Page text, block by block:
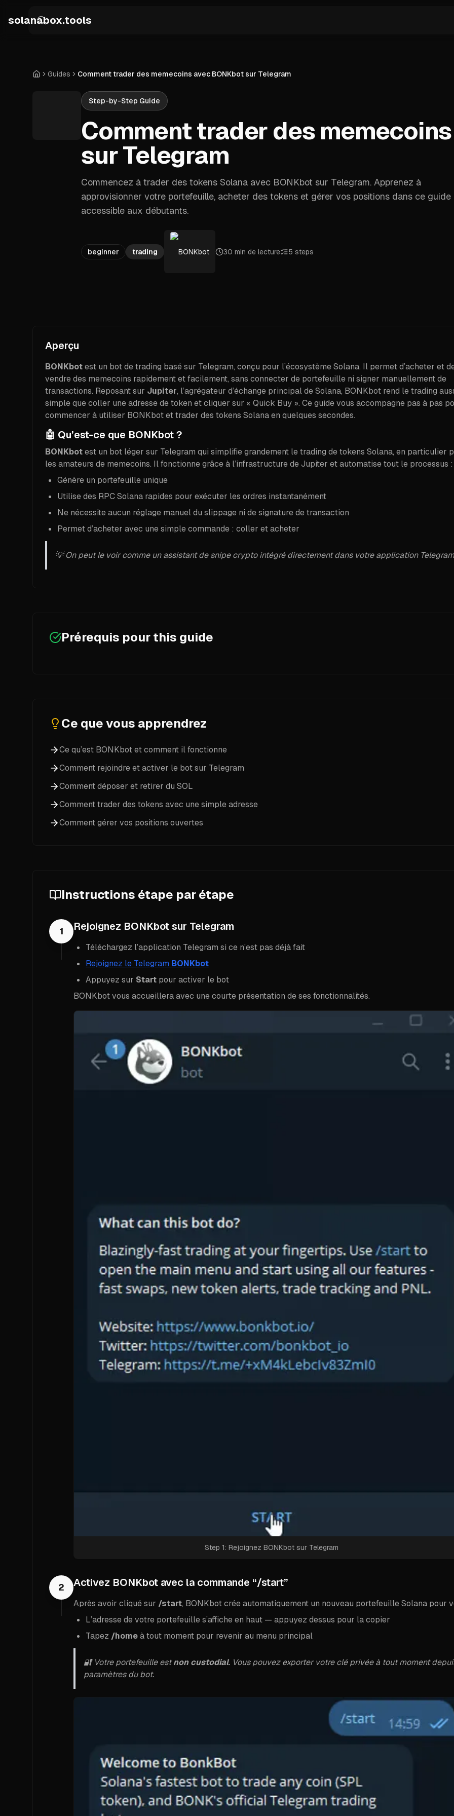
solanabox.tools
AccueilGuides Comment trader des memecoins avec BONKbot sur Telegram
Step-by-Step Guide
Comment trader des
sur Telegram
Commencez à trader des tokens Solana avec BONKbot sur Telegram. Apprenez à
approvisionner votre portefeuille, acheter des tokens et gérer vos positions dans ce guide
accessible aux débutants.
beginner trading BONKbot 30 min de lecture 5 steps
Aperçu
BONKbotest un bot de trading basé sur Telegram, conçu pour l’écosystème Solana. Il permet d’acheter et
vendre des memecoins rapidement et facilement, sans connecter de portefeuille ni signer manuellement de
transactions. Reposant sur Jupiter, l’agrégateur d’échange principal de Solana, BONKbot rend le trading
simple que coller une adresse de token et cliquer sur « Quick Buy ». Ce guide vous accompagne pas à pas
commencer à utiliser BONKbot et trader des tokens Solana en quelques secondes.
🤖 Qu’est-ce que BONKbot ?
BONKbotest un bot léger sur Telegram qui simplifie grandement le trading de tokens Solana, en particulier
les amateurs de memecoins. Il fonctionne grâce à l’infrastructure de Jupiter et automatise tout le processus :
Génère un portefeuille unique
Utilise des RPC Solana rapides pour exécuter les ordres instantanément
Ne nécessite aucun réglage manuel du slippage ni de signature de transaction
Permet d’acheter avec une simple commande : coller et acheter
💡 On peut le voir comme un assistant de snipe crypto intégré directement dans votre application
Prérequis pourthis guide
Ce que vous apprendrez
Ce qu’est BONKbot et comment il fonctionne
Comment rejoindre et activer le bot sur Telegram
Comment déposer et retirer du SOL
Comment trader des tokens avec une simple adresse
Comment gérer vos positions ouvertes
Instructions étape par étape
1 Rejoignez BONKbot sur Telegram
Téléchargez l’application Telegram si ce n’est pas déjà fait
Rejoignez le Telegram BONKbot
Appuyez sur Start pour activer le bot
BONKbot vous accueillera avec une courte présentation de ses fonctionnalités.
Step 1: Rejoignez BONKbot sur Telegram
2 Activez BONKbot avec la commande “/start”
Après avoir cliqué sur /start, BONKbot crée automatiquement un nouveau portefeuille Solana pour
L’adresse de votre portefeuille s’affiche en haut — appuyez dessus pour la copier
Tapez /homeà tout moment pour revenir au menu principal
🔐 Votre portefeuille estnon custodial. Vous pouvez exporter votre clé privée à tout moment
paramètres du bot.